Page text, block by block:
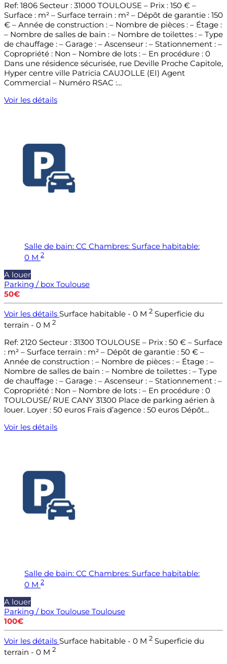
Ref: 1806 Secteur : 31000 TOULOUSE – Prix : 150 € –
Surface : m² – Surface terrain : m² – Dépôt de garantie : 150
€ – Année de construction : – Nombre de pièces : – Étage :
– Nombre de salles de bain : – Nombre de toilettes : – Type
de chauffage : – Garage : – Ascenseur : – Stationnement : –
Copropriété : Non – Nombre de lots : – En procédure : 0
Dans une résidence sécurisée, rue Deville Proche Capitole,
Hyper centre ville Patricia CAUJOLLE (EI) Agent
Commercial – Numéro RSAC :…
Voir les détails
Salle de bain: CC Chambres: Surface habitable:
0 M 2
A louer
Parking / box Toulouse
50€
Voir les détails Surface habitable - 0 M 2 Superficie du
terrain - 0 M 2
Ref: 2120 Secteur : 31300 TOULOUSE – Prix : 50 € – Surface
: m² – Surface terrain : m² – Dépôt de garantie : 50 € –
Année de construction : – Nombre de pièces : – Étage : –
Nombre de salles de bain : – Nombre de toilettes : – Type
de chauffage : – Garage : – Ascenseur : – Stationnement : –
Copropriété : Non – Nombre de lots : – En procédure : 0
TOULOUSE/ RUE CANY 31300 Place de parking aérien à
louer. Loyer : 50 euros Frais d’agence : 50 euros Dépôt…
Voir les détails
Salle de bain: CC Chambres: Surface habitable:
0 M 2
A louer
Parking / box Toulouse Toulouse
100€
Voir les détails Surface habitable - 0 M 2 Superficie du
terrain - 0 M 2